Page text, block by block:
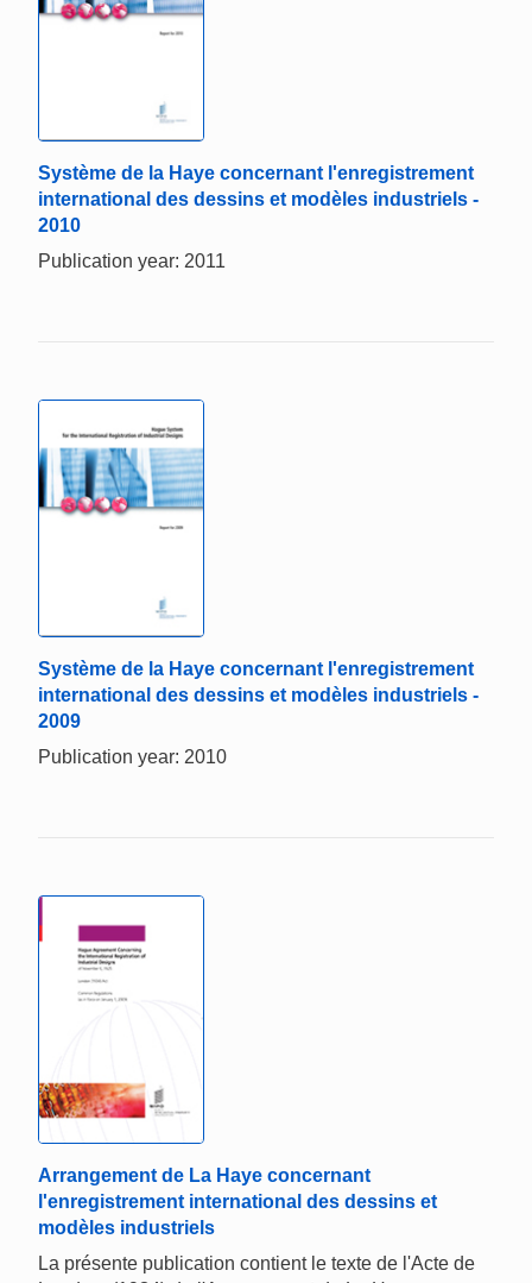
Système de la Haye concernant l'enregistrement
international des dessins et modèles industriels -
2010
Publication year: 2011
Système de la Haye concernant l'enregistrement
international des dessins et modèles industriels -
2009
Publication year: 2010
Arrangement de La Haye concernant
l'enregistrement international des dessins et
modèles industriels
La présente publication contient le texte de l'Acte de